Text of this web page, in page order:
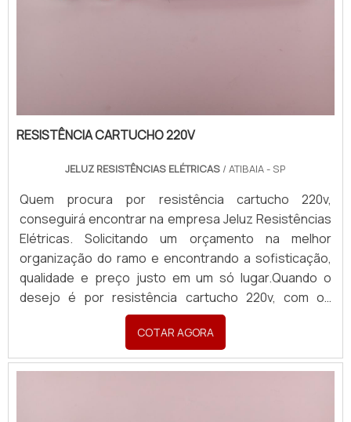
RESISTÊNCIA CARTUCHO 220V
JELUZ RESISTÊNCIAS ELÉTRICAS / ATIBAIA - SP
Quem procura por resistência cartucho 220v,
conseguirá encontrar na empresa Jeluz Resistências
Elétricas. Solicitando um orçamento na melhor
organização do ramo e encontrando a sofisticação,
qualidade e preço justo em um só lugar.Quando o
desejo é por resistência cartucho 220v, com os
profissionais da Jeluz Resistências Elétricas o cliente
receberá excelente custo-benefício com soluções
eficazes para resistência microtubular.MAIS SOBRE ...
COTAR AGORA